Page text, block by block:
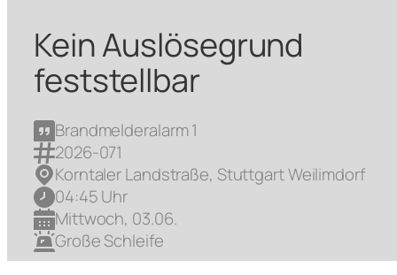
Kein Auslösegrund
feststellbar
Brandmelderalarm 1
2026-071
Korntaler Landstraße, Stuttgart Weilimdorf
04:45 Uhr
Mittwoch, 03.06.
Große Schleife